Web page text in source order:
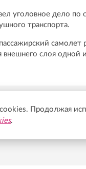
уголовное дело по
транспорта.
пассажирский самолет
внешнего слоя
в Telegram
Продолжая
.